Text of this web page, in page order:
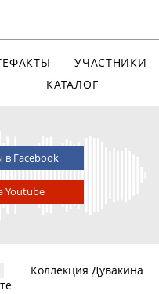
УЧАСТНИКИ
КАТАЛОГ
в Facebook
Youtube
Коллекция Дувакина